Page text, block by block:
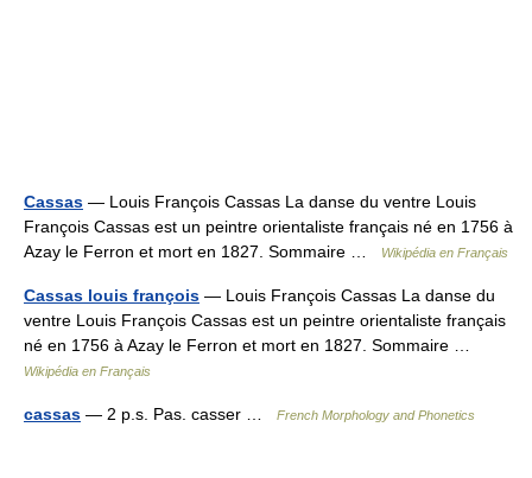
Cassas — Louis François Cassas La danse du ventre Louis
François Cassas est un peintre orientaliste français né en 1756 à
Azay le Ferron et mort en 1827. Sommaire …
Wikipédia en Français
Cassas louis françois — Louis François Cassas La danse du
ventre Louis François Cassas est un peintre orientaliste français
né en 1756 à Azay le Ferron et mort en 1827. Sommaire …
Wikipédia en Français
cassas — 2 p.s. Pas. casser … French Morphology and Phonetics